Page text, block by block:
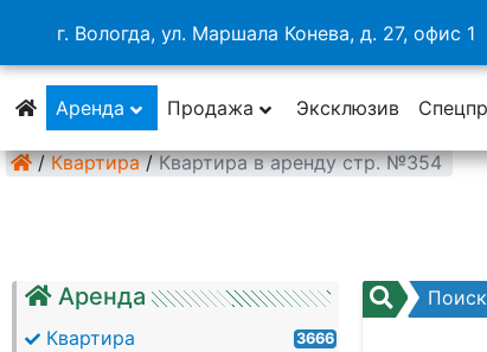
г. Вологда, ул. Маршала Конева, д. 27, офис 1
Аренда Продажа Эксклюзив
/ Квартира / Квартира в аренду стр. №354
Аренда
Квартира 3666